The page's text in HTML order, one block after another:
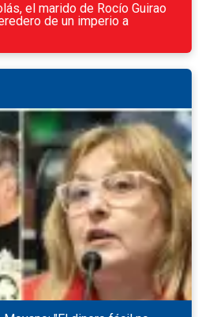
el marido de Rocío Guirao
de un imperio a